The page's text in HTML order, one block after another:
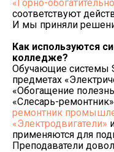
«Горно-
соответствуют
И мы приняли
Как используются
колледже?
Обучающие системы
предметах
«Обогащение
«Слесарь-
ремонтник
«Электродвигатели»
применяются для
Преподаватели